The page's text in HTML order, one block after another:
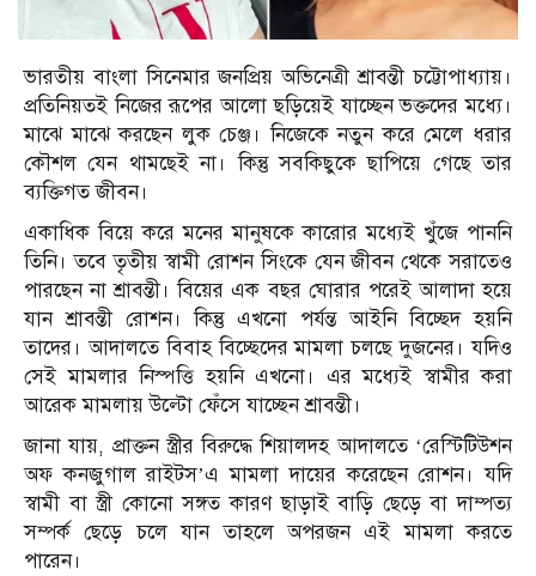
ভারতীয় বাংলা সিনেমার জনপ্রিয় অভিনেত্রী শ্রাবন্তী চট্টোপাধ্যায়।
প্রতিনিয়তই নিজের রূপের আলো ছড়িয়েই যাচ্ছেন ভক্তদের মধ্যে।
মাঝে মাঝে করছেন লুক চেঞ্জ। নিজেকে নতুন করে মেলে ধরার
কৌশল যেন থামছেই না। কিন্তু সবকিছুকে ছাপিয়ে গেছে তার
ব্যক্তিগত জীবন।
একাধিক বিয়ে করে মনের মানুষকে কারোর মধ্যেই খুঁজে পাননি
তিনি। তবে তৃতীয় স্বামী রোশন সিংকে যেন জীবন থেকে সরাতেও
পারছেন না শ্রাবন্তী। বিয়ের এক বছর ঘোরার পরেই আলাদা হয়ে
যান শ্রাবন্তী রোশন। কিন্তু এখনো পর্যন্ত আইনি বিচ্ছেদ হয়নি
তাদের। আদালতে বিবাহ বিচ্ছেদের মামলা চলছে দুজনের। যদিও
সেই মামলার নিস্পত্তি হয়নি এখনো। এর মধ্যেই স্বামীর করা
আরেক মামলায় উল্টো ফেঁসে যাচ্ছেন শ্রাবন্তী।
জানা যায়, প্রাক্তন স্ত্রীর বিরুদ্ধে শিয়ালদহ আদালতে ‘রেস্টিটিউশন
অফ কনজুগাল রাইটস’এ মামলা দায়ের করেছেন রোশন। যদি
স্বামী বা স্ত্রী কোনো সঙ্গত কারণ ছাড়াই বাড়ি ছেড়ে বা দাম্পত্য
সম্পর্ক ছেড়ে চলে যান তাহলে অপরজন এই মামলা করতে
পারেন।